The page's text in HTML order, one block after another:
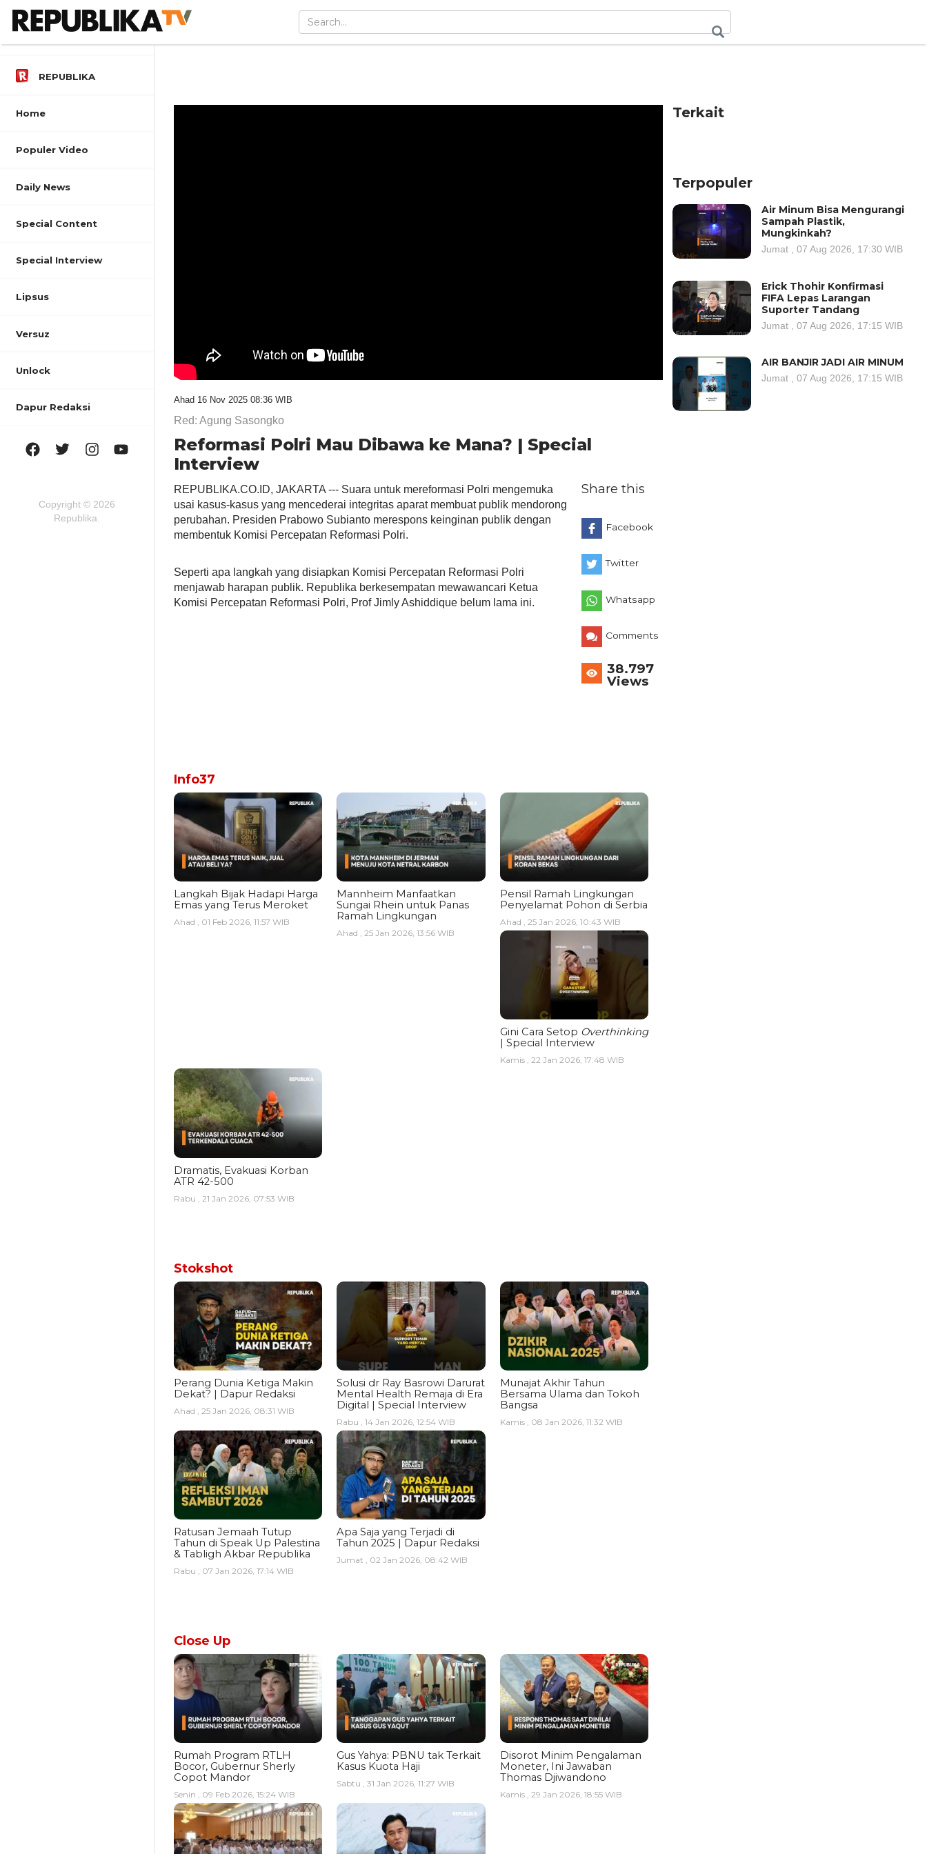
REPUBLIKA
Home
Populer Video
Daily News
Special Content
Special Interview
Lipsus
Versuz
Unlock
Dapur Redaksi
Copyright © 2026
Republika.
Ahad 16 Nov 2025 08:36 WIB
Red: Agung Sasongko
Reformasi Polri Mau Dibawa ke Mana? | Special
Interview
REPUBLIKA.CO.ID, JAKARTA --- Suara untuk mereformasi Polri mengemuka
usai kasus-kasus yang mencederai integritas aparat membuat publik mendorong
perubahan. Presiden Prabowo Subianto merespons keinginan publik dengan
membentuk Komisi Percepatan Reformasi Polri.
Seperti apa langkah yang disiapkan Komisi Percepatan Reformasi Polri
menjawab harapan publik. Republika berkesempatan mewawancari Ketua
Komisi Percepatan Reformasi Polri, Prof Jimly Ashiddique belum lama ini.
Share this
Facebook
Twitter
Whatsapp
Comments
38.797
Views
Info37
Langkah Bijak Hadapi Harga
Emas yang Terus Meroket
Ahad , 01 Feb 2026, 11:57 WIB
Mannheim Manfaatkan
Sungai Rhein untuk Panas
Ramah Lingkungan
Ahad , 25 Jan 2026, 13:56 WIB
Pensil Ramah Lingkungan
Penyelamat Pohon di Serbia
Ahad , 25 Jan 2026, 10:43 WIB
Gini Cara Setop Overthinking
| Special Interview
Kamis , 22 Jan 2026, 17:48 WIB
Dramatis, Evakuasi Korban
ATR 42-500
Rabu , 21 Jan 2026, 07:53 WIB
Stokshot
Perang Dunia Ketiga Makin
Dekat? | Dapur Redaksi
Ahad , 25 Jan 2026, 08:31 WIB
Solusi dr Ray Basrowi Darurat
Mental Health Remaja di Era
Digital | Special Interview
Rabu , 14 Jan 2026, 12:54 WIB
Munajat Akhir Tahun
Bersama Ulama dan Tokoh
Bangsa
Kamis , 08 Jan 2026, 11:32 WIB
Ratusan Jemaah Tutup
Tahun di Speak Up Palestina
& Tabligh Akbar Republika
Rabu , 07 Jan 2026, 17:14 WIB
Apa Saja yang Terjadi di
Tahun 2025 | Dapur Redaksi
Jumat , 02 Jan 2026, 08:42 WIB
Close Up
Rumah Program RTLH
Bocor, Gubernur Sherly
Copot Mandor
Senin , 09 Feb 2026, 15:24 WIB
Gus Yahya: PBNU tak Terkait
Kasus Kuota Haji
Sabtu , 31 Jan 2026, 11:27 WIB
Disorot Minim Pengalaman
Moneter, Ini Jawaban
Thomas Djiwandono
Kamis , 29 Jan 2026, 18:55 WIB
Terkait
Terpopuler
Air Minum Bisa Mengurangi
Sampah Plastik,
Mungkinkah?
Jumat , 07 Aug 2026, 17:30 WIB
Erick Thohir Konfirmasi
FIFA Lepas Larangan
Suporter Tandang
Jumat , 07 Aug 2026, 17:15 WIB
AIR BANJIR JADI AIR MINUM
Jumat , 07 Aug 2026, 17:15 WIB